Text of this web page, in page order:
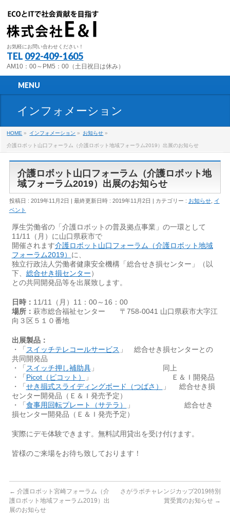
お気軽にお問い合わせください！
TEL 092-409-1605
AM10：00～PM5：00（土日祝日は休み）
MENU
インフォメーション
HOME » インフォメーション » お知らせ »
介護ロボット山口フォーラム（介護ロボット地域フォーラム2019）出展のお知らせ
介護ロボット山口フォーラム（介護ロボット地
域フォーラム2019）出展のお知らせ
投稿日 : 2019年11月2日 最終更新日時 : 2019年11月2日 カテゴリー : お知らせ, イ
ベント
厚生労働省の「介護ロボットの普及拠点事業」の一環として
11/11（月）に山口県萩市で
開催されます介護ロボット山口フォーラム（介護ロボット地域
フォーラム2019） に、
独立行政法人労働者健康安全機構「総合せき損センター」（以
下、 総合せき損センター）
との共同開発品等を出展致します。
日時： 11/11（月）11：00～16：00
場所： 萩市総合福祉センター 〒758-0041 山口県萩市大字江
向３区５１０番地
出展製品：
・「 スイッチテレコールサービス 」 総合せき損センターとの
共同開発品
・「 スイッチ押し補助具」 同上
・「 Picot（ピコット）
」 Ｅ＆Ｉ開発品
・「 せき損式スライディングボード（つばさ）
」 総合せき損
センター開発品（Ｅ＆Ｉ発売予定）
・「 食事用回転プレート（サテラ）
」 総合せき
損センター開発品（Ｅ＆Ｉ発売予定）
実際にデモ体験できます。無料試用貸出を受け付けます。
皆様のご来場をお待ち致しております！
← 介護ロボット宮崎フォーラム（介
護ロボット地域フォーラム2019）出
展のお知らせ
さがラボチャレンジカップ2019特別
賞受賞のお知らせ →